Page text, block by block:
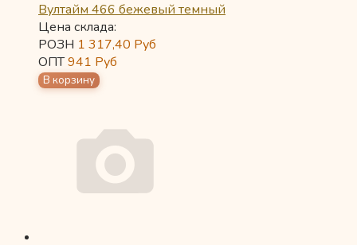
Вултайм 466 бежевый темный
Цена склада:
РОЗН 1 317,40 Руб
ОПТ941 Руб